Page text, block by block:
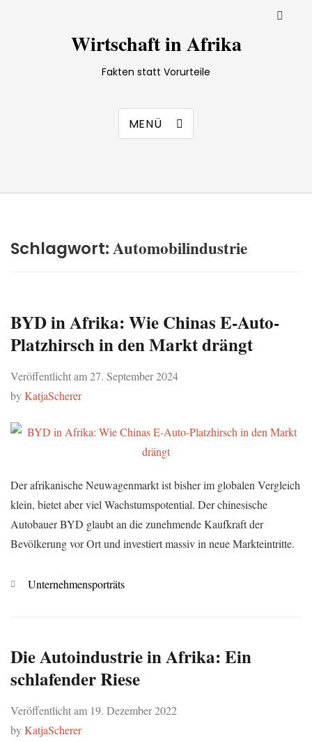
Wirtschaft in Afrika
Fakten statt Vorurteile
MENÜ
Schlagwort:Automobilindustrie
BYD in Afrika: Wie Chinas E-Auto-
Platzhirsch in den Markt drängt
Veröffentlicht am27. September 2024
byKatjaScherer
Der afrikanische Neuwagenmarkt ist bisher im globalen Vergleich
klein, bietet aber viel Wachstumspotential. Der chinesische
Autobauer BYD glaubt an die zunehmende Kaufkraft der
Bevölkerung vor Ort und investiert massiv in neue Markteintritte.
Kategorien
Unternehmensporträts
Die Autoindustrie in Afrika: Ein
schlafender Riese
Veröffentlicht am 19. Dezember 2022
byKatjaScherer